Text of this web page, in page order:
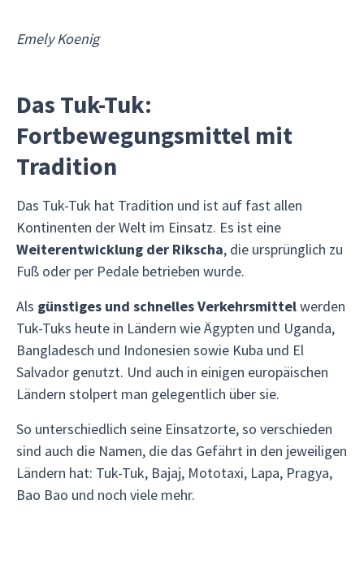
Emely Koenig
Das Tuk-Tuk:
Fortbewegungsmittel mit
Tradition
Das Tuk-Tuk hat Tradition und ist auf fast allen
Kontinenten der Welt im Einsatz. Es ist eine
Weiterentwicklung der Rikscha, die ursprünglich zu
Fuß oder per Pedale betrieben wurde.
Als günstiges und schnelles Verkehrsmittelwerden
Tuk-Tuks heute in Ländern wie Ägypten und Uganda,
Bangladesch und Indonesien sowie Kuba und El
Salvador genutzt. Und auch in einigen europäischen
Ländern stolpert man gelegentlich über sie.
So unterschiedlich seine Einsatzorte, so verschieden
sind auch die Namen, die das Gefährt in den jeweiligen
Ländern hat: Tuk-Tuk, Bajaj, Mototaxi, Lapa, Pragya,
Bao Bao und noch viele mehr.